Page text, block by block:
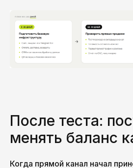
После теста:
менять баланс
Когда прямой канал начал